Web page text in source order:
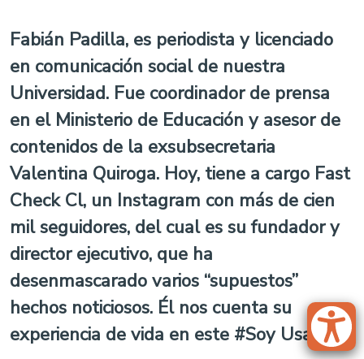
Fabián Padilla, es periodista y licenciado
en comunicación social de nuestra
Universidad. Fue coordinador de prensa
en el Ministerio de Educación y asesor de
contenidos de la exsubsecretaria
Valentina Quiroga. Hoy, tiene a cargo Fast
Check Cl, un Instagram con más de cien
mil seguidores, del cual es su fundador y
director ejecutivo, que ha
desenmascarado varios “supuestos”
hechos noticiosos. Él nos cuenta su
experiencia de vida en este #Soy Usach.